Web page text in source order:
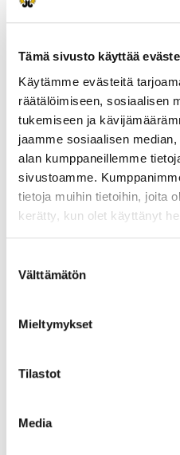
Tämä sivusto käyttää
Käytämme evästeitä
räätälöimiseen, sosiaalisen
tukemiseen ja
jaamme sosiaalisen
alan kumppaneillemme
sivustoamme.
tietoja muihin tietoihin, joita
kerätty, kun olet käyttänyt
valinta
Välttämätön
Mieltymykset
Tilastot
Media
Lisääntyminen
Munia 4–7
tai veden